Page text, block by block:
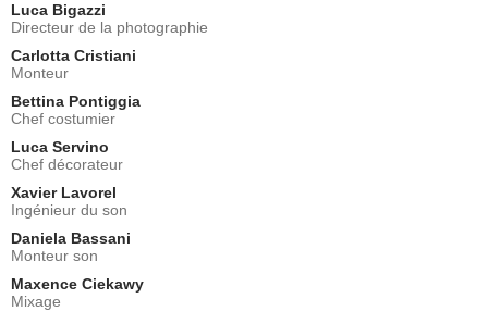
Luca Bigazzi
Directeur de la photographie
Carlotta Cristiani
Monteur
Bettina Pontiggia
Chef costumier
Luca Servino
Chef décorateur
Xavier Lavorel
Ingénieur du son
Daniela Bassani
Monteur son
Maxence Ciekawy
Mixage